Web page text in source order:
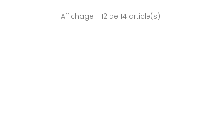
Affichage 1-12 de 14 article(s)